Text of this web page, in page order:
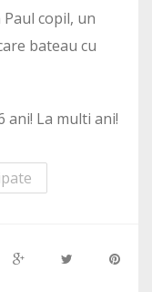
copil, un
bateau cu
ani! La multi ani!